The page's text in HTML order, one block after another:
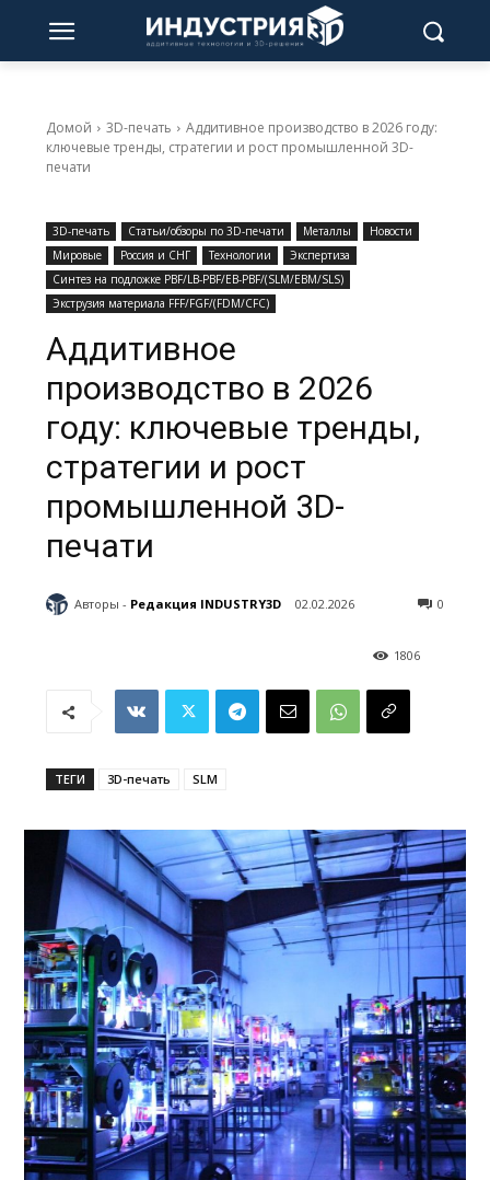
Домой 3D-печать
Аддитивное производство в 2026 году:
ключевые тренды, стратегии и рост промышленной 3D-
печати
3D-печать Статьи/обзоры по 3D-печати Металлы
Новости
Мировые
Россия и СНГ Технологии
Экспертиза
Синтез на подложке PBF/LB-PBF/EB-PBF/(SLM/EBM/SLS)
Экструзия материала FFF/FGF/(FDM/CFC)
Аддитивное
производство в 2026
году: ключевые тренды,
стратегии и рост
промышленной 3D-
печати
Авторы - Редакция INDUSTRY3D 02.02.2026 0
1806
ТЕГИ 3D-печать SLM